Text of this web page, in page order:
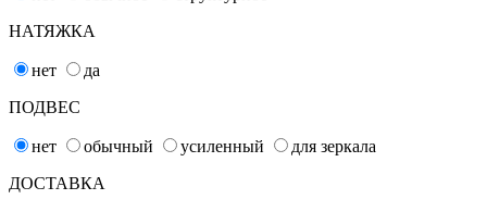
НАТЯЖКА
нет
да
ПОДВЕС
нет обычный усиленный
для зеркала
ДОСТАВКА